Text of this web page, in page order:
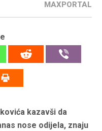
MAXPORTAL
kazavši da
nose odijela, znaju